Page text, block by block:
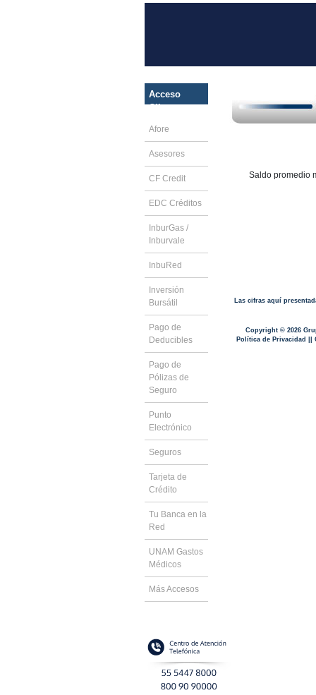
Acceso
Clientes
Afore
Asesores
CF Credit
EDC Créditos
InburGas /
Inburvale
InbuRed
Inversión
Bursátil
Pago de
Deducibles
Pago de
Pólizas de
Seguro
Punto
Electrónico
Seguros
Tarjeta de
Crédito
Tu Banca en la
Red
UNAM Gastos
Médicos
Más Accesos
Saldo promedio
Las cifras aquí
Copyright © 2026
Política de Privacidad